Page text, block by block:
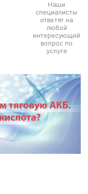
ЗАДАТЬ
ВОПРОС
Наши
специалисты
ответят на
любой
интересующий
вопрос по
услуге